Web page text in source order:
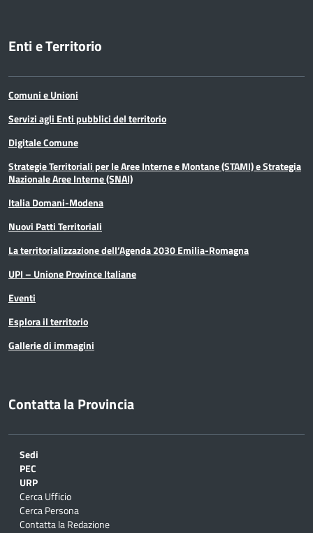
Enti e Territorio
Comuni e Unioni
Servizi agli Enti pubblici del territorio
Digitale Comune
Strategie Territoriali per le Aree Interne e Montane (STAMI) e Strategia
Nazionale Aree Interne (SNAI)
Italia Domani-Modena
Nuovi Patti Territoriali
La territorializzazione dell’Agenda 2030 Emilia-Romagna
UPI – Unione Province Italiane
Eventi
Esplora il territorio
Gallerie di immagini
Contatta la Provincia
Sedi
PEC
URP
Cerca Ufficio
Cerca Persona
Contatta la Redazione